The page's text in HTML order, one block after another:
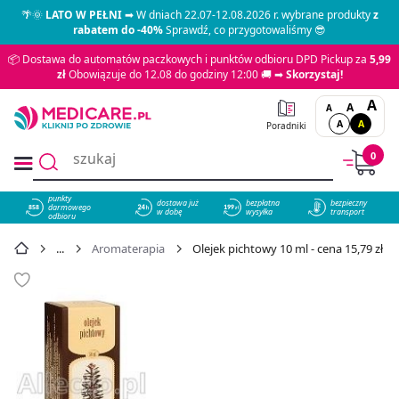
🌴🌞LATO W PEŁNI➡ W dniach 22.07-12.08.2026 r. wybrane produktyz
rabatem do -40%Sprawdź, co przygotowaliśmy 😎
📦 Dostawa do automatów paczkowych i punktów odbioru DPD Pickup za 5,99
złObowiązuje do 12.08 do godziny 12:00 🚚 ➡Skorzystaj!
Poradniki
A A A
A A
0
858
punkty
darmowego
odbioru
dostawa już
w dobę
bezpłatna
wysyłka
bezpieczny
transport
Aromaterapia Olejek pichtowy 10 ml - cena 15,79 zł